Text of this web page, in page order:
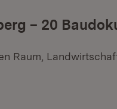
– 20
Raum,